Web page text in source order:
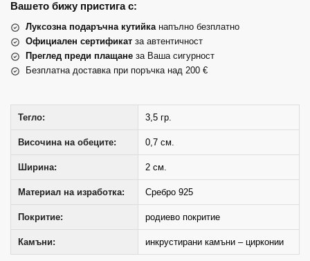
Вашето бижу пристига с:
Луксозна подаръчна кутийканапълно безплатно
Официален сертификат за автентичност
Преглед преди плащане за Ваша сигурност
Безплатна доставка при поръчка над 200 €
Тегло: 3,5 гр.
Височина на обеците: 0,7 см.
Ширина: 2 см.
Материал на изработка: Сребро 925
Покритие: родиево покритие
Камъни: инкрустирани камъни – цирконии